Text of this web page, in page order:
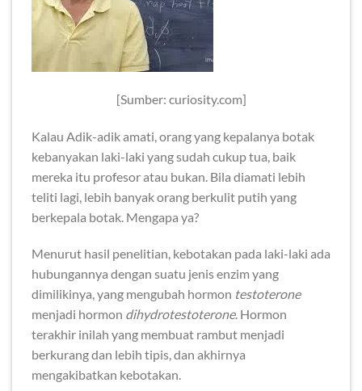
[Sumber: curiosity.com]
Kalau Adik-adik amati, orang yang kepalanya botak
kebanyakan laki-laki yang sudah cukup tua, baik
mereka itu profesor atau bukan. Bila diamati lebih
teliti lagi, lebih banyak orang berkulit putih yang
berkepala botak. Mengapa ya?
Menurut hasil penelitian, kebotakan pada laki-laki ada
hubungannya dengan suatu jenis enzim yang
dimilikinya, yang mengubah hormon testoterone
menjadi hormon dihydrotestoterone. Hormon
terakhir inilah yang membuat rambut menjadi
berkurang dan lebih tipis, dan akhirnya
mengakibatkan kebotakan.